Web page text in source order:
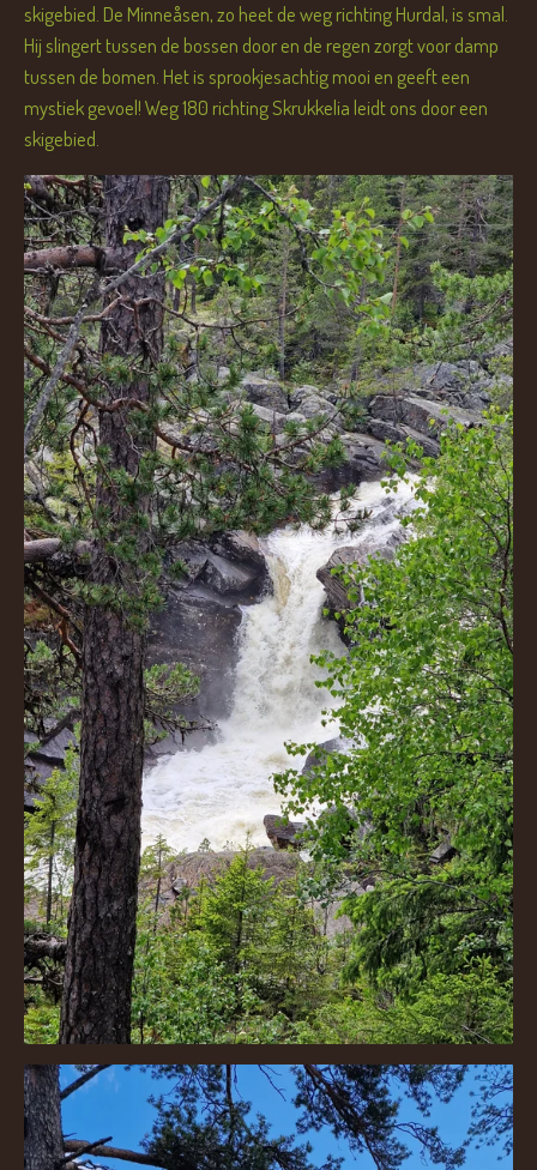
skigebied. De Minneåsen, zo heet de weg richting Hurdal, is smal.
Hij slingert tussen de bossen door en de regen zorgt voor damp
tussen de bomen. Het is sprookjesachtig mooi en geeft een
mystiek gevoel! Weg 180 richting Skrukkelia leidt ons door een
skigebied.